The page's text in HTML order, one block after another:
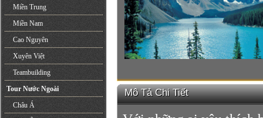
Miền Trung
Miền Nam
Cao Nguyên
Xuyên Việt
Teambuilding
Tour Nước Ngoài
Châu Á
Mô Tả Chi Tiết